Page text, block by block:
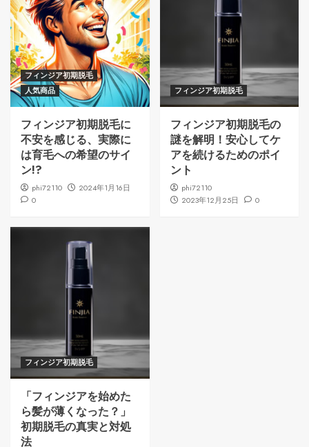
フィンジア初期脱毛
人気商品
フィンジア初期脱毛に
不安を感じる、実際に
は育毛への希望のサイ
ン!?
phi72110
2024年1月16日
0
フィンジア初期脱毛
フィンジア初期脱毛の
謎を解明！安心してケ
アを続けるためのポイ
ント
phi72110
2023年12月25日
0
フィンジア初期脱毛
「フィンジアを始めた
ら髪が薄くなった？」
初期脱毛の真実と対処
法